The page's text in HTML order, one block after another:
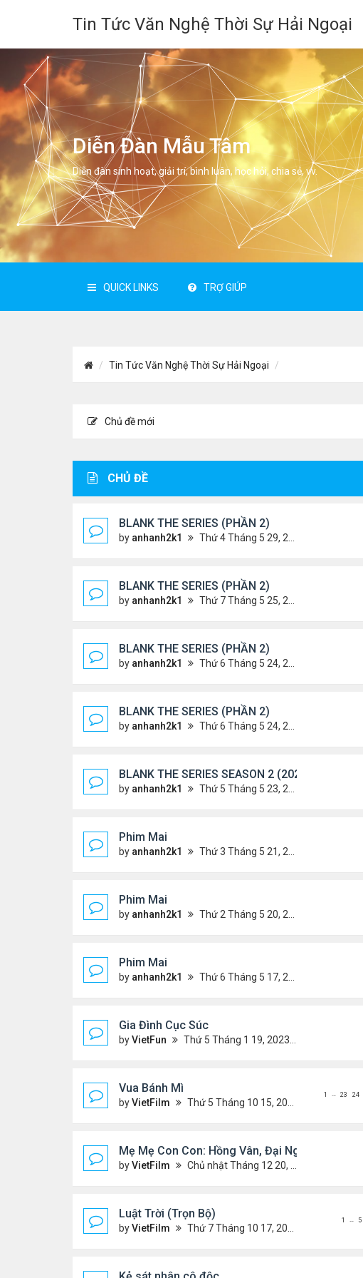
Tin Tức Văn Nghệ Thời Sự Hải Ngoại
Diễn Đàn Mẫu Tâm
Diễn đàn sinh hoạt, giải trí, bình luân, học hỏi, chia sẻ, vv.
QUICK LINKS TRỢ GIÚP
Tin Tức Văn Nghệ Thời Sự Hải Ngoại
Chủ đề mới
CHỦ ĐỀ
BLANK THE SERIES (PHẦN 2)
by anhanh2k1 Thứ 4 Tháng 5 29, 2024 3:16 am
BLANK THE SERIES (PHẦN 2)
by anhanh2k1 Thứ 7 Tháng 5 25, 2024 1:51 am
BLANK THE SERIES (PHẦN 2)
by anhanh2k1 Thứ 6 Tháng 5 24, 2024 1:54 am
BLANK THE SERIES (PHẦN 2)
by anhanh2k1 Thứ 6 Tháng 5 24, 2024 1:53 am
BLANK THE SERIES SEASON 2 (2024)
by anhanh2k1 Thứ 5 Tháng 5 23, 2024 1:03 am
Phim Mai
by anhanh2k1 Thứ 3 Tháng 5 21, 2024 1:06 am
Phim Mai
by anhanh2k1 Thứ 2 Tháng 5 20, 2024 2:03 am
Phim Mai
by anhanh2k1 Thứ 6 Tháng 5 17, 2024 9:42 pm
Gia Đình Cục Súc
byVietFun Thứ 5 Tháng 1 19, 2023 4:42 pm
Vua Bánh Mì
byVietFilm Thứ 5 Tháng 10 15, 2020 1:26 pm
1 … 23 24
Mẹ Mẹ Con Con: Hồng Vân, Đại Nghĩa
byVietFilm Chủ nhật Tháng 12 20, 2020 8:06 pm
Luật Trời (Trọn Bộ)
byVietFilm Thứ 7 Tháng 10 17, 2020 9:19 pm
1 … 5